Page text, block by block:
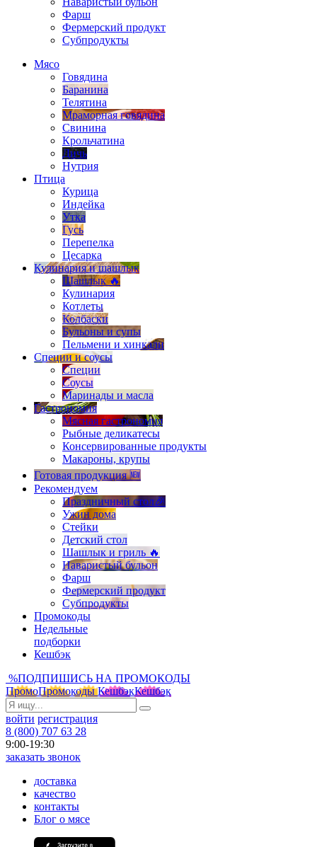
Фарш
Фермерский продукт
Субпродукты
Мясо
Говядина
Баранина
Телятина
Мраморная говядина
Свинина
Крольчатина
Дичь
Нутрия
Птица
Курица
Индейка
Утка
Гусь
Перепелка
Цесарка
Кулинария и шашлык
Шашлык 🔥
Кулинария
Котлеты
Колбаски
Бульоны и супы
Пельмени и хинкали
Специи и соусы
Специи
Соусы
Маринады и масла
Гастрономия
Мясная гастрономия
Рыбные деликатесы
Консервированные продукты
Макароны, крупы
Готовая продукция 🆕
Рекомендуем
Праздничный стол🎉
Ужин дома
Стейки
Детский стол
Шашлык и гриль 🔥
Наваристый бульон
Фарш
Фермерский продукт
Субпродукты
Промокоды
Недельные
подборки
Кешбэк
%ПОДПИШИСЬ НА ПРОМОКОДЫ
ПромоПромокоды КешбэкКешбэк
войти регистрация
8 (800) 707 63 28
9:00-19:30
заказать звонок
доставка
качество
контакты
Блог о мясе